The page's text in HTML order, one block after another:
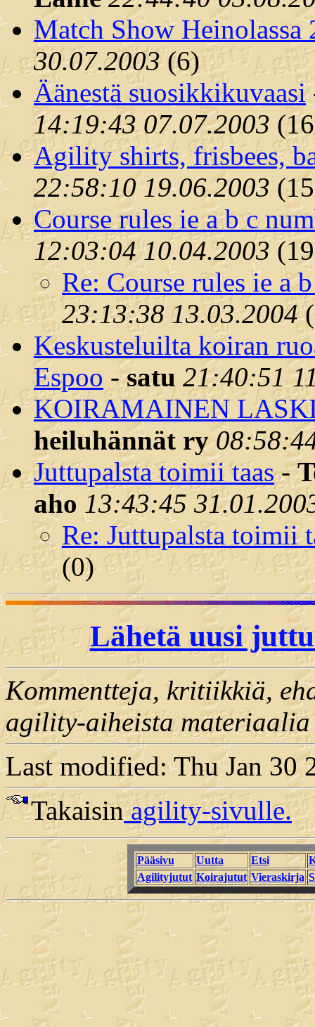
Match Show Heinolassa
30.07.2003(6)
Äänestä suosikkikuvaasi
14:19:43 07.07.2003 (
Agility shirts, frisbees,
22:58:10 19.06.2003 (
Course rules ie a b c
12:03:04 10.04.2003 (
Re: Course rules ie a
23:13:38 13.03.2004(
Keskusteluilta koiran
Espoo -satu 21:40:51
KOIRAMAINEN
heiluhännät ry
Juttupalsta toimii taas-
aho 13:43:45
Re: Juttupalsta toimii
(0)
Lähetä uusi juttu
Kommentteja, kritiikkiä,
agility-aiheista
Last modified: Thu Jan 30
Takaisinagility-sivulle.
Pääsivu Uutta Etsi
Agilityjutut Koirajutut Vieraskirja